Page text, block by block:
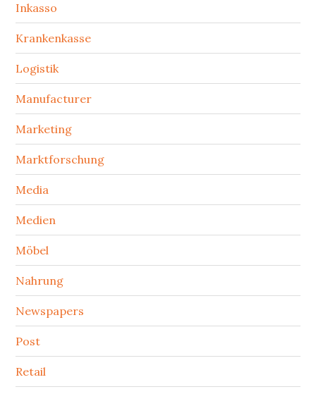
Inkasso
Krankenkasse
Logistik
Manufacturer
Marketing
Marktforschung
Media
Medien
Möbel
Nahrung
Newspapers
Post
Retail